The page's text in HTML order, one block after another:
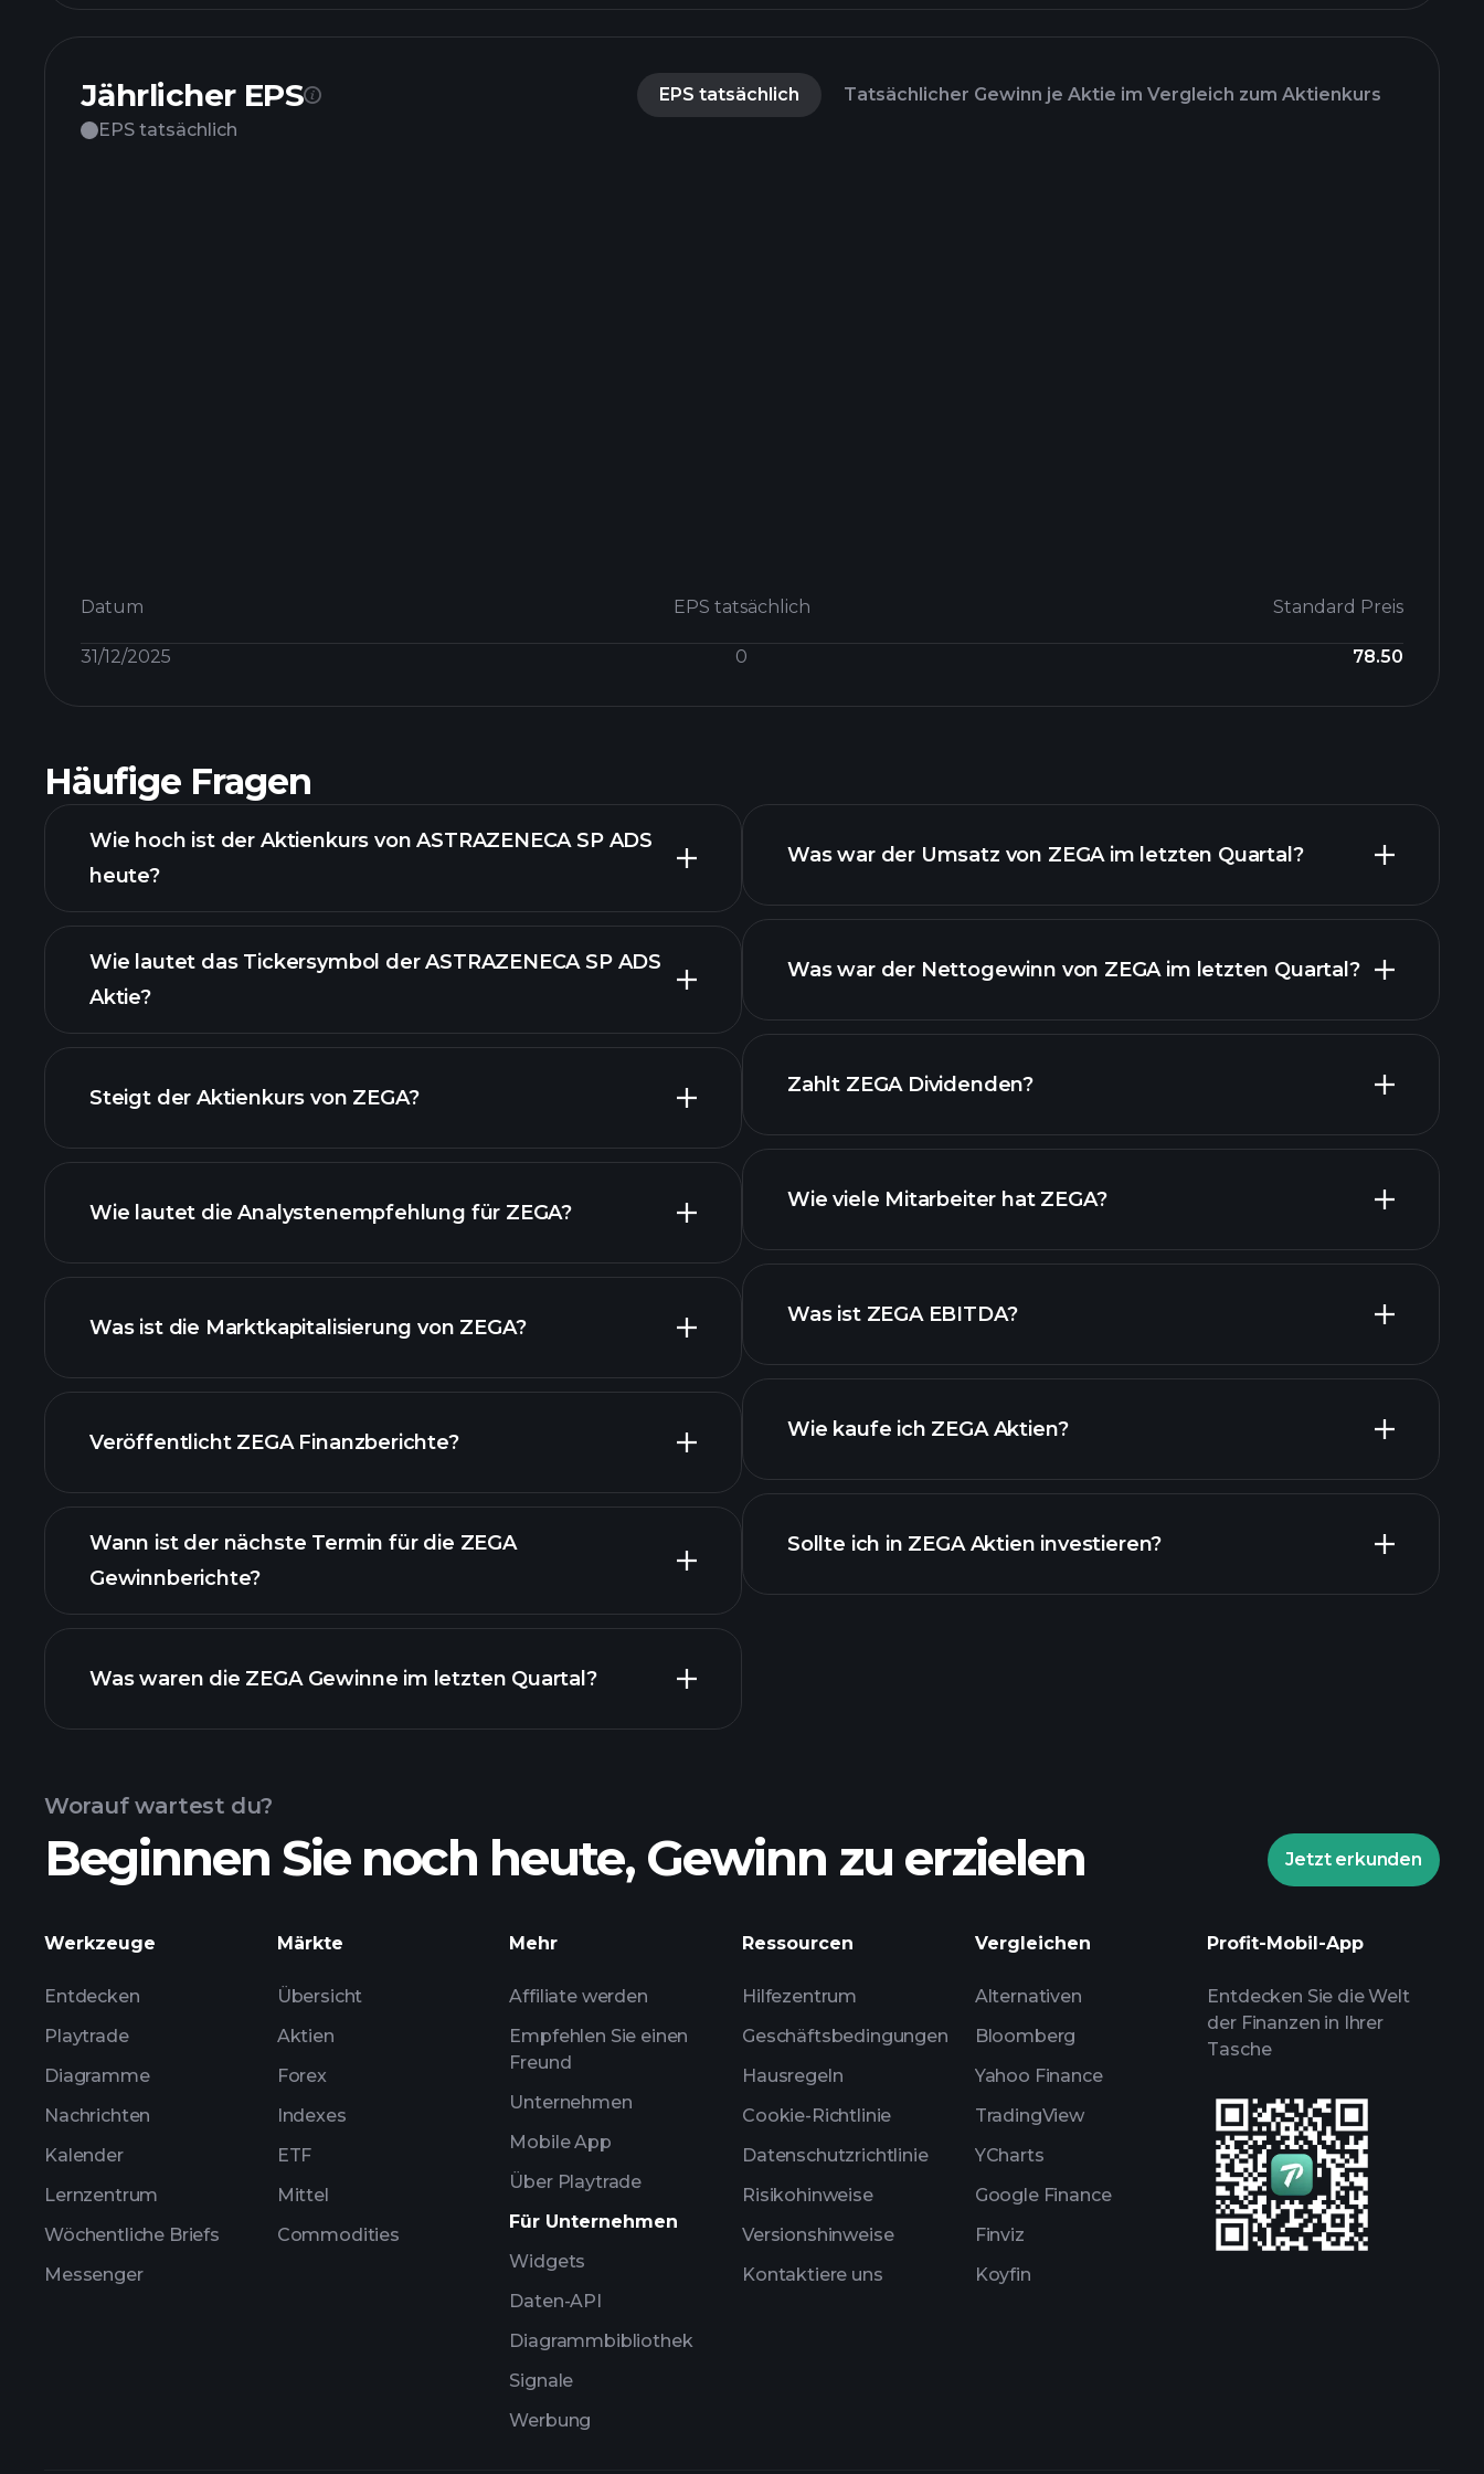
Jährlicher EPS EPS tatsächlich
Tatsächlicher Gewinn je Aktie im Vergleich zum Aktienkurs
EPS tatsächlich
Datum EPS tatsächlich Standard Preis
31/12/2025 0 78.50
Häufige Fragen
Wie hoch ist der Aktienkurs von ASTRAZENECA SP ADS
heute?
fortgeschrittenen
Wie lautet das Tickersymbol der ASTRAZENECA SP ADS
Aktie?
Steigt der Aktienkurs von ZEGA?
ZEGA Diagramm
Wie lautet die Analystenempfehlung für ZEGA?
Was ist die Marktkapitalisierung von ZEGA?
unsere Liste der Aktien
Veröffentlicht ZEGA Finanzberichte?
Finanzberichte von ZEGA
Wann ist der nächste Termin für die ZEGA
Gewinnberichte?
Was waren die ZEGA Gewinne im letzten Quartal?
Was war der Umsatz von ZEGA im letzten Quartal?
finanzielle Berichte ZEGA
Was war der Nettogewinn von ZEGA im letzten Quartal?
finanzielle Berichte ZEGA
Zahlt ZEGA Dividenden?
Wie viele Mitarbeiter hat ZEGA?
Was ist ZEGA EBITDA?
Wie kaufe ich ZEGA Aktien?
Sollte ich in ZEGA Aktien investieren?
Worauf wartest du?
Beginnen Sie noch heute, Gewinn zu erzielen Jetzt erkunden
Werkzeuge
Entdecken
Playtrade
Diagramme
Nachrichten
Kalender
Lernzentrum
Wöchentliche Briefs
Messenger
Märkte
Übersicht
Aktien
Forex
Indexes
ETF
Mittel
Commodities
Mehr
Affiliate werden
Empfehlen Sie einen
Freund
Unternehmen
Mobile App
Über Playtrade
Für Unternehmen
Widgets
Daten-API
Diagrammbibliothek
Signale
Werbung
Ressourcen
Hilfezentrum
Geschäftsbedingungen
Hausregeln
Cookie-Richtlinie
Datenschutzrichtlinie
Risikohinweise
Versionshinweise
Kontaktiere uns
Vergleichen
Alternativen
Bloomberg
Yahoo Finance
TradingView
YCharts
Google Finance
Finviz
Koyfin
Profit-Mobil-App
Entdecken Sie die Welt
der Finanzen in Ihrer
Tasche